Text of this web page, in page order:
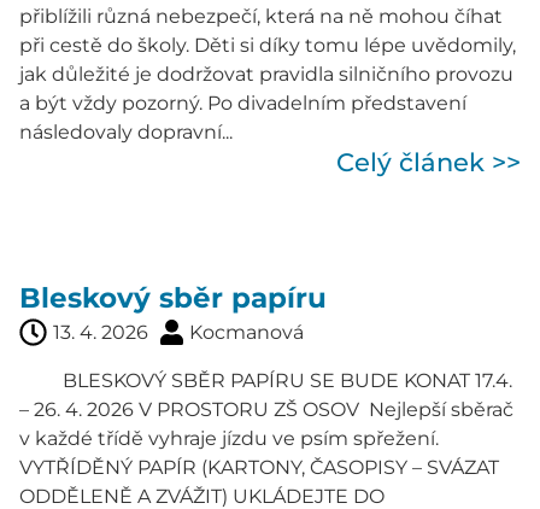
přiblížili různá nebezpečí, která na ně mohou číhat
při cestě do školy. Děti si díky tomu lépe uvědomily,
jak důležité je dodržovat pravidla silničního provozu
a být vždy pozorný. Po divadelním představení
následovaly dopravní...
Celý článek >>
Bleskový sběr papíru
13. 4. 2026 Kocmanová
BLESKOVÝ SBĚR PAPÍRU SE BUDE KONAT 17.4.
– 26. 4. 2026 V PROSTORU ZŠ OSOV Nejlepší sběrač
v každé třídě vyhraje jízdu ve psím spřežení.
VYTŘÍDĚNÝ PAPÍR (KARTONY, ČASOPISY – SVÁZAT
ODDĚLENĚ A ZVÁŽIT) UKLÁDEJTE DO